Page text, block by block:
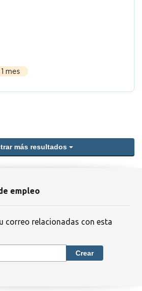
mes
más resultados
empleo
correo relacionadas con esta
Crear